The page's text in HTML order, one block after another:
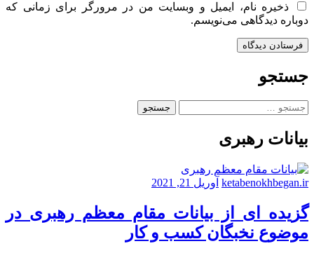
ذخیره نام، ایمیل و وبسایت من در مرورگر برای زمانی که
دوباره دیدگاهی می‌نویسم.
جستجو
جستجو
بیانات رهبری
ketabenokhbegan.ir آوریل 21, 2021
گزیده ای از بیانات مقام معظم رهبری در
موضوع نخبگان کسب و کار